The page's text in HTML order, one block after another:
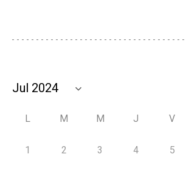
L M M J V
1 2 3 4 5